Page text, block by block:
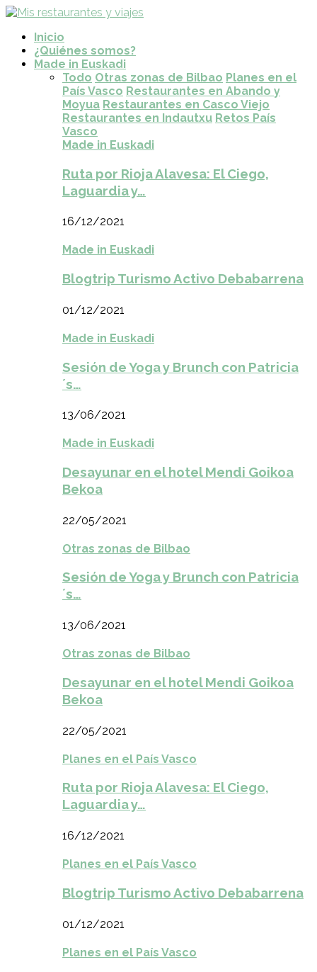
Inicio
¿Quiénes somos?
Made in Euskadi
Todo Otras zonas de Bilbao Planes en el
País Vasco Restaurantes en Abando y
Moyua Restaurantes en Casco Viejo
Restaurantes en Indautxu Retos País
Vasco
Made in Euskadi
Ruta por Rioja Alavesa: El Ciego,
Laguardia y…
16/12/2021
Made in Euskadi
Blogtrip Turismo Activo Debabarrena
01/12/2021
Made in Euskadi
Sesión de Yoga y Brunch con Patricia
´s…
13/06/2021
Made in Euskadi
Desayunar en el hotel Mendi Goikoa
Bekoa
22/05/2021
Otras zonas de Bilbao
Sesión de Yoga y Brunch con Patricia
´s…
13/06/2021
Otras zonas de Bilbao
Desayunar en el hotel Mendi Goikoa
Bekoa
22/05/2021
Planes en el País Vasco
Ruta por Rioja Alavesa: El Ciego,
Laguardia y…
16/12/2021
Planes en el País Vasco
Blogtrip Turismo Activo Debabarrena
01/12/2021
Planes en el País Vasco